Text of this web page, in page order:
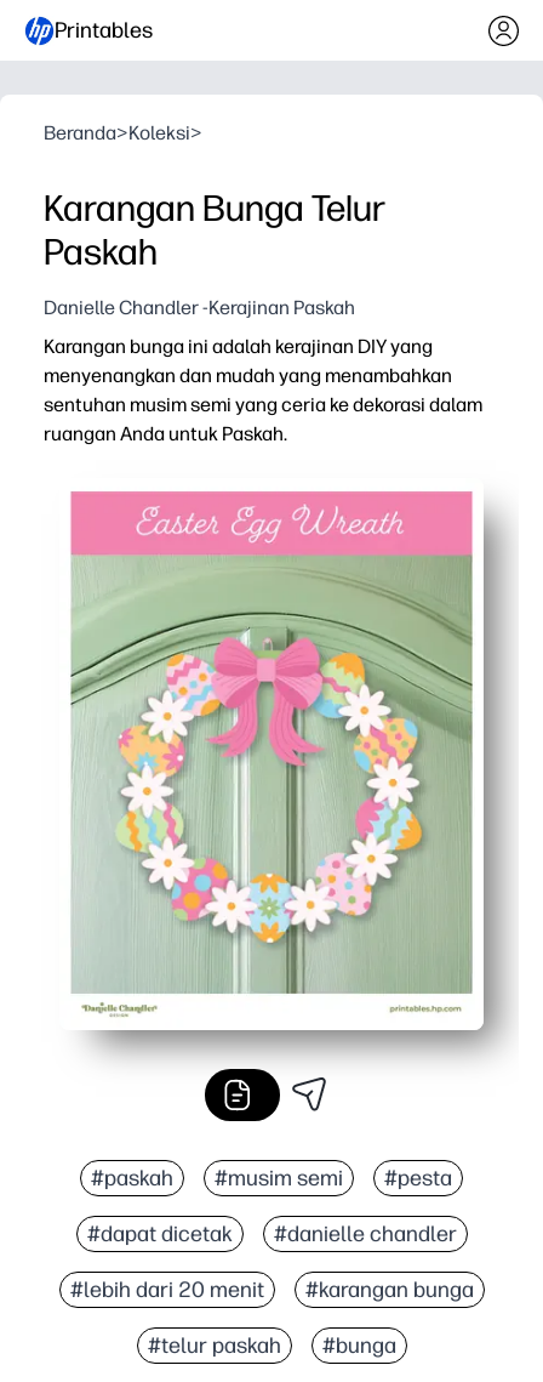
Printables
Beranda>Koleksi>
Karangan Bunga Telur
Paskah
Danielle Chandler -Kerajinan Paskah
Karangan bunga ini adalah kerajinan DIY yang
menyenangkan dan mudah yang menambahkan
sentuhan musim semi yang ceria ke dekorasi dalam
ruangan Anda untuk Paskah.
Anda dapat mencetak, memotong, dan merakit dalam
Langkah-langkah ramah anak membuat tangan kecil
Campurkan telur dan warna agar sesuai dengan gaya
Cetak ulang sebanyak yang Anda butuhkan untuk
#paskah #musim semi #pesta
#dapat dicetak #danielle chandler
#lebih dari 20 menit #karangan bunga
#telur paskah #bunga